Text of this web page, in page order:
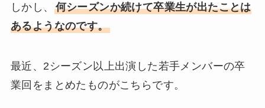
しかし、 何シーズンか続けて卒業生が出たことは
あるようなのです。
最近、2シーズン以上出演した若手メンバーの卒
業回をまとめたものがこちらです。